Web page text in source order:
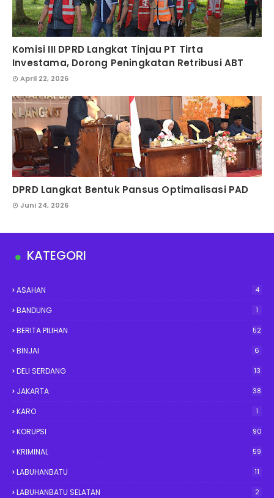
Komisi III DPRD Langkat Tinjau PT Tirta
Investama, Dorong Peningkatan Retribusi ABT
April 22, 2026
DPRD Langkat Bentuk Pansus Optimalisasi PAD
Juni 24, 2026
KATEGORI
ASAHAN 4
BANDUNG 1
BERITA PILIHAN 52
BINJAI 6
DELI SERDANG 13
JAKARTA 38
KARO 1
KORUPSI 90
KRIMINAL 59
LABUHANBATU 11
LABUHANBATU SELATAN 2